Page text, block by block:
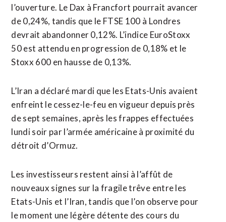
l’ouverture. Le Dax à Francfort pourrait avancer
de 0,24%, tandis que le FTSE 100 à Londres
devrait abandonner 0,12%. L’indice EuroStoxx
50 est attendu en progression de 0,18% et le
Stoxx 600 en hausse de 0,13%.
L’Iran a déclaré mardi que les Etats-Unis avaient
enfreint le cessez-le-feu en vigueur depuis près ​
de sept semaines, après les ‌frappes effectuées
lundi soir par l’armée américaine à proximité du
détroit d’Ormuz.
Les investisseurs restent ainsi à l’affût ​de
nouveaux signes sur la fragile trêve ⁠entre les
Etats-Unis et l’Iran, tandis que l’on observe pour
le moment une légère détente des cours du